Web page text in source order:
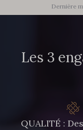
Dernière
Les 3
QUALITÉ :